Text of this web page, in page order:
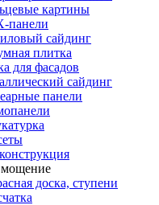
картины
панели
сайдинг
плитка
для фасадов
сайдинг
панели
мощение
доска, ступени